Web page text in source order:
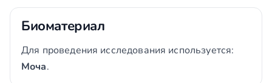
Биоматериал
Для проведения исследования используется:
Моча.